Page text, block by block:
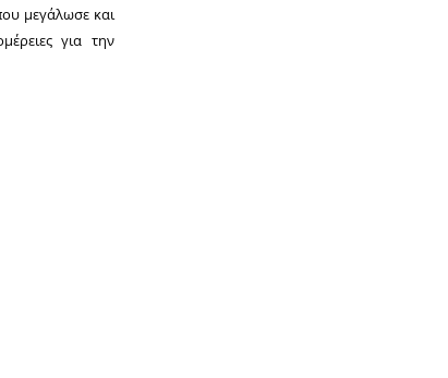
μεγάλωσε και
για την